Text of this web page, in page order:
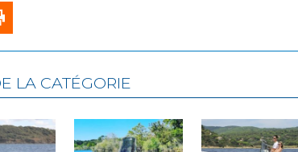
LA CATÉGORIE